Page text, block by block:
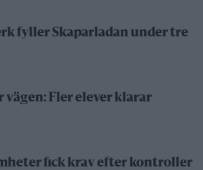
fyller Skaparladan under tre
vägen: Fler elever klarar
fick krav efter kontroller